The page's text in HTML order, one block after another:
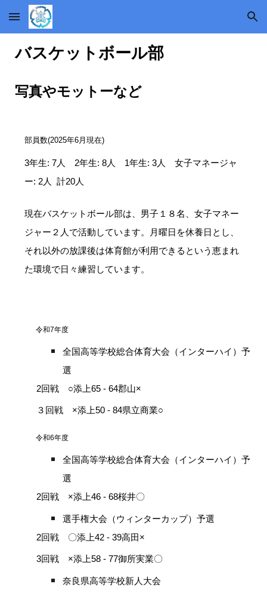
Skip to main content Skip to navigation
バスケットボール部
写真やモットーなど
部員数(2025年6月現在)
3年生: 7人 2年生: 8人 1年生: 3人 女子マネージャ
ー: 2人 計20人
現在バスケットボール部は、男子１８名、女子マネー
ジャー２人で活動しています。月曜日を休養日とし、
それ以外の放課後は体育館が利用できるという恵まれ
た環境で日々練習しています。
令和7年度
全国高等学校総合体育大会（インターハイ）予
選
2回戦 ○添上65 - 64郡山×
３回戦 ×添上50 - 84県立商業○
令和6年度
全国高等学校総合体育大会（インターハイ）予
選
2回戦 ×添上46 - 68桜井〇
選手権大会（ウィンターカップ）予選
2回戦 〇添上42 - 39高田×
3回戦 ×添上58 - 77御所実業〇
奈良県高等学校新人大会